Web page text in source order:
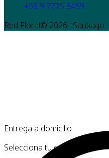
+56 9 7775 8459
Red Floral© 2026 · Santiago
Entrega a domicilio
Selecciona tu comuna